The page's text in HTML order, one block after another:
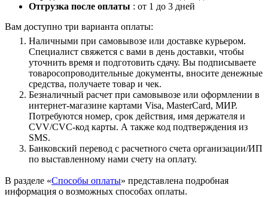
Отгрузка после оплаты : от 1 до 3 дней
Вам доступно три варианта оплаты:
Наличными при самовывозе или доставке курьером.
Специалист свяжется с вами в день доставки, чтобы
уточнить время и подготовить сдачу. Вы подписываете
товаросопроводительные документы, вносите денежные
средства, получаете товар и чек.
Безналичный расчет при самовывозе или оформлении в
интернет-магазине картами Visa, MasterCard, МИР.
Потребуются номер, срок действия, имя держателя и
CVV/CVC-код карты. А также код подтверждения из
SMS.
Банковский перевод с расчетного счета организации/ИП
по выставленному нами счету на оплату.
В разделе «Способы оплаты» представлена подробная
информация о возможных способах оплаты.